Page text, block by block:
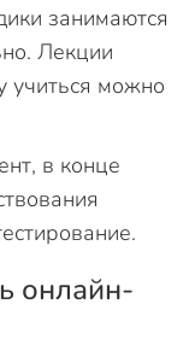
занимаются
Лекции
учиться можно
в конце
онлайн-